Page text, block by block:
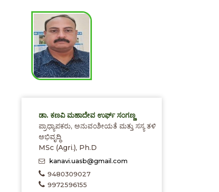
ಡಾ. ಕಣವಿ ಮಹಾದೇವ ಉರ್ಫ್ ಸಂಗಣ್ಣ
ಪ್ರಾಧ್ಯಾಪಕರು, ಅನುವಂಶೀಯತೆ ಮತ್ತು ಸಸ್ಯ ತಳಿ
ಅಭಿವೃದ್ಧಿ
MSc (Agri.), Ph.D
kanavi.uasb@gmail.com
9480309027
9972596155